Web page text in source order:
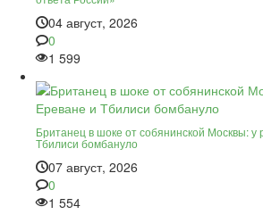
04 август, 2026
0
1 599
Британец в шоке от собянинской Москвы: у
Тбилиси бомбануло
07 август, 2026
0
1 554